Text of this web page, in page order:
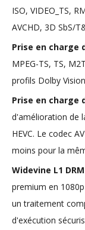
ISO, VIDEO_TS,
AVCHD, 3D SbS/
Prise en charge
MPEG-TS, TS,
profils Dolby
Prise en charge
d'amélioration de
HEVC. Le codec
moins pour la
Widevine L1
premium en
un traitement
d'exécution